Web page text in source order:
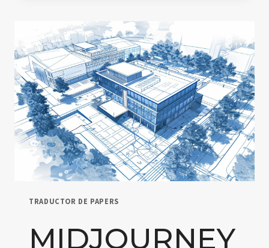
EDICIÓN
DE
VÍDEO
CON
IA
TRADUCTOR DE PAPERS
MIDJOURNEY